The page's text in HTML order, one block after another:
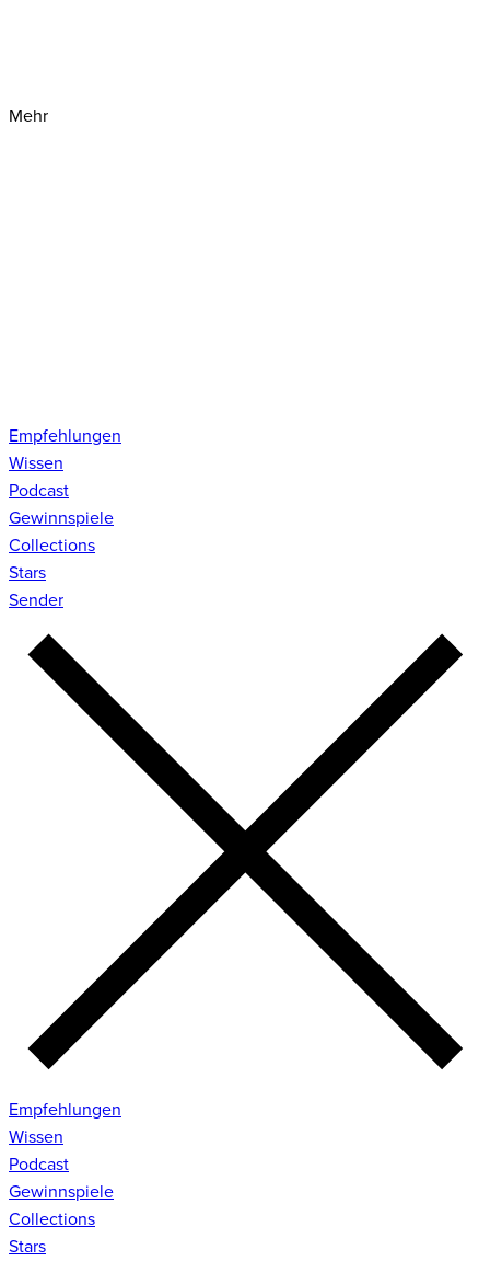
Mehr
Empfehlungen
Wissen
Podcast
Gewinnspiele
Collections
Stars
Sender
Empfehlungen
Wissen
Podcast
Gewinnspiele
Collections
Stars